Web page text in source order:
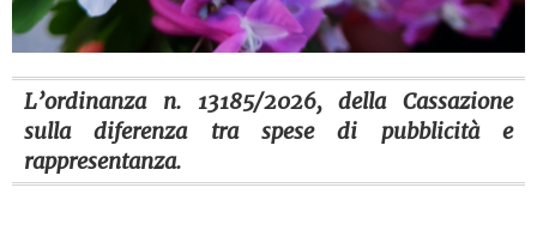
L’ordinanza n. 13185/2026, della Cassazione
sulla diferenza tra spese di pubblicità e
rappresentanza.